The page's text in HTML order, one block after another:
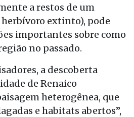
a restos de um
extinto), pode
importantes sobre como
no passado.
a descoberta
de Renaico
heterogênea, que
e habitats abertos”,